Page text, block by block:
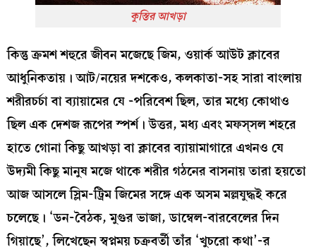
কুস্তির আখড়া
কিন্তু ক্রমশ শহুরে জীবন মজেছে জিম, ওয়ার্ক আউট ক্লাবের
আধুনিকতায়। আট/নয়ের দশকেও, কলকাতা-সহ সারা বাংলায়
শরীরচর্চা বা ব্যায়ামের যে -পরিবেশ ছিল, তার মধ্যে কোথাও
ছিল এক দেশজ রূপের স্পর্শ। উত্তর, মধ্য এবং মফস্‌সল শহরে
হাতে গোনা কিছু আখড়া বা ক্লাবের ব্যায়ামাগারে এখনও যে
উদ্যমী কিছু মানুষ মজে থাকে শরীর গঠনের বাসনায় তারা হয়তো
আজ আসলে স্লিম-ট্রিম জিমের সঙ্গে এক অসম মল্লযুদ্ধই করে
চলেছে। ‘ডন-বৈঠক, মুগুর ভাজা, ডাম্বেল-বারবেলের দিন
গিয়াছে’, লিখেছেন স্বপ্নময় চক্রবর্তী তাঁর ‘খুচরো কথা’-র